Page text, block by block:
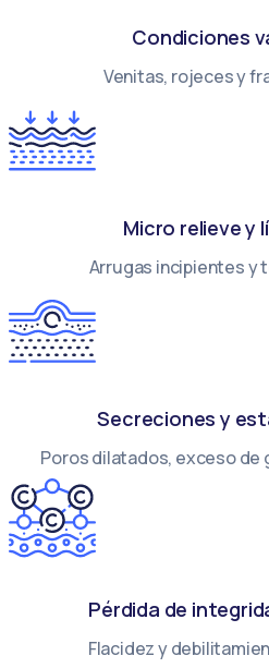
Condiciones
Venitas, rojeces y
Micro relieve y
Arrugas incipientes y
Secreciones y
Poros dilatados, exceso de
Pérdida de
Flacidez y